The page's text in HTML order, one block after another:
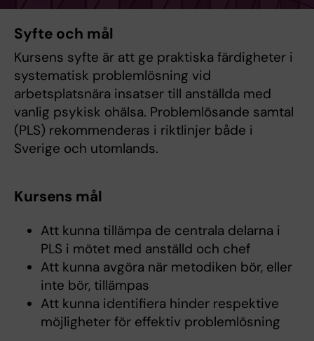
Syfte och mål
Kursens syfte är att ge praktiska färdigheter i
systematisk problemlösning vid
arbetsplatsnära insatser till anställda med
vanlig psykisk ohälsa. Problemlösande samtal
(PLS) rekommenderas i riktlinjer både i
Sverige och utomlands.
Kursens mål
Att kunna tillämpa de centrala delarna i
PLS i mötet med anställd och chef
Att kunna avgöra när metodiken bör, eller
inte bör, tillämpas
Att kunna identifiera hinder respektive
möjligheter för effektiv problemlösning